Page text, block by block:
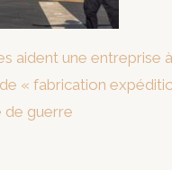
aident une entreprise
« fabrication
de guerre